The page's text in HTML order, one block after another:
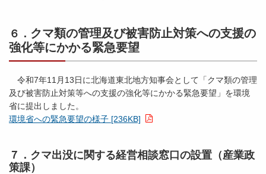
６． クマ類の管理及び被害防止対策への支援の
強化等にかかる緊急要望
令和7年11月13日に北海道東北地方知事会として「クマ類の管理
及び被害防止対策等への支援の強化等にかかる緊急要望」を環境
省に提出しました。
環境省への緊急要望の様子 [236KB]
７．クマ出没に関する経営相談窓口の設置（産業政
策課）